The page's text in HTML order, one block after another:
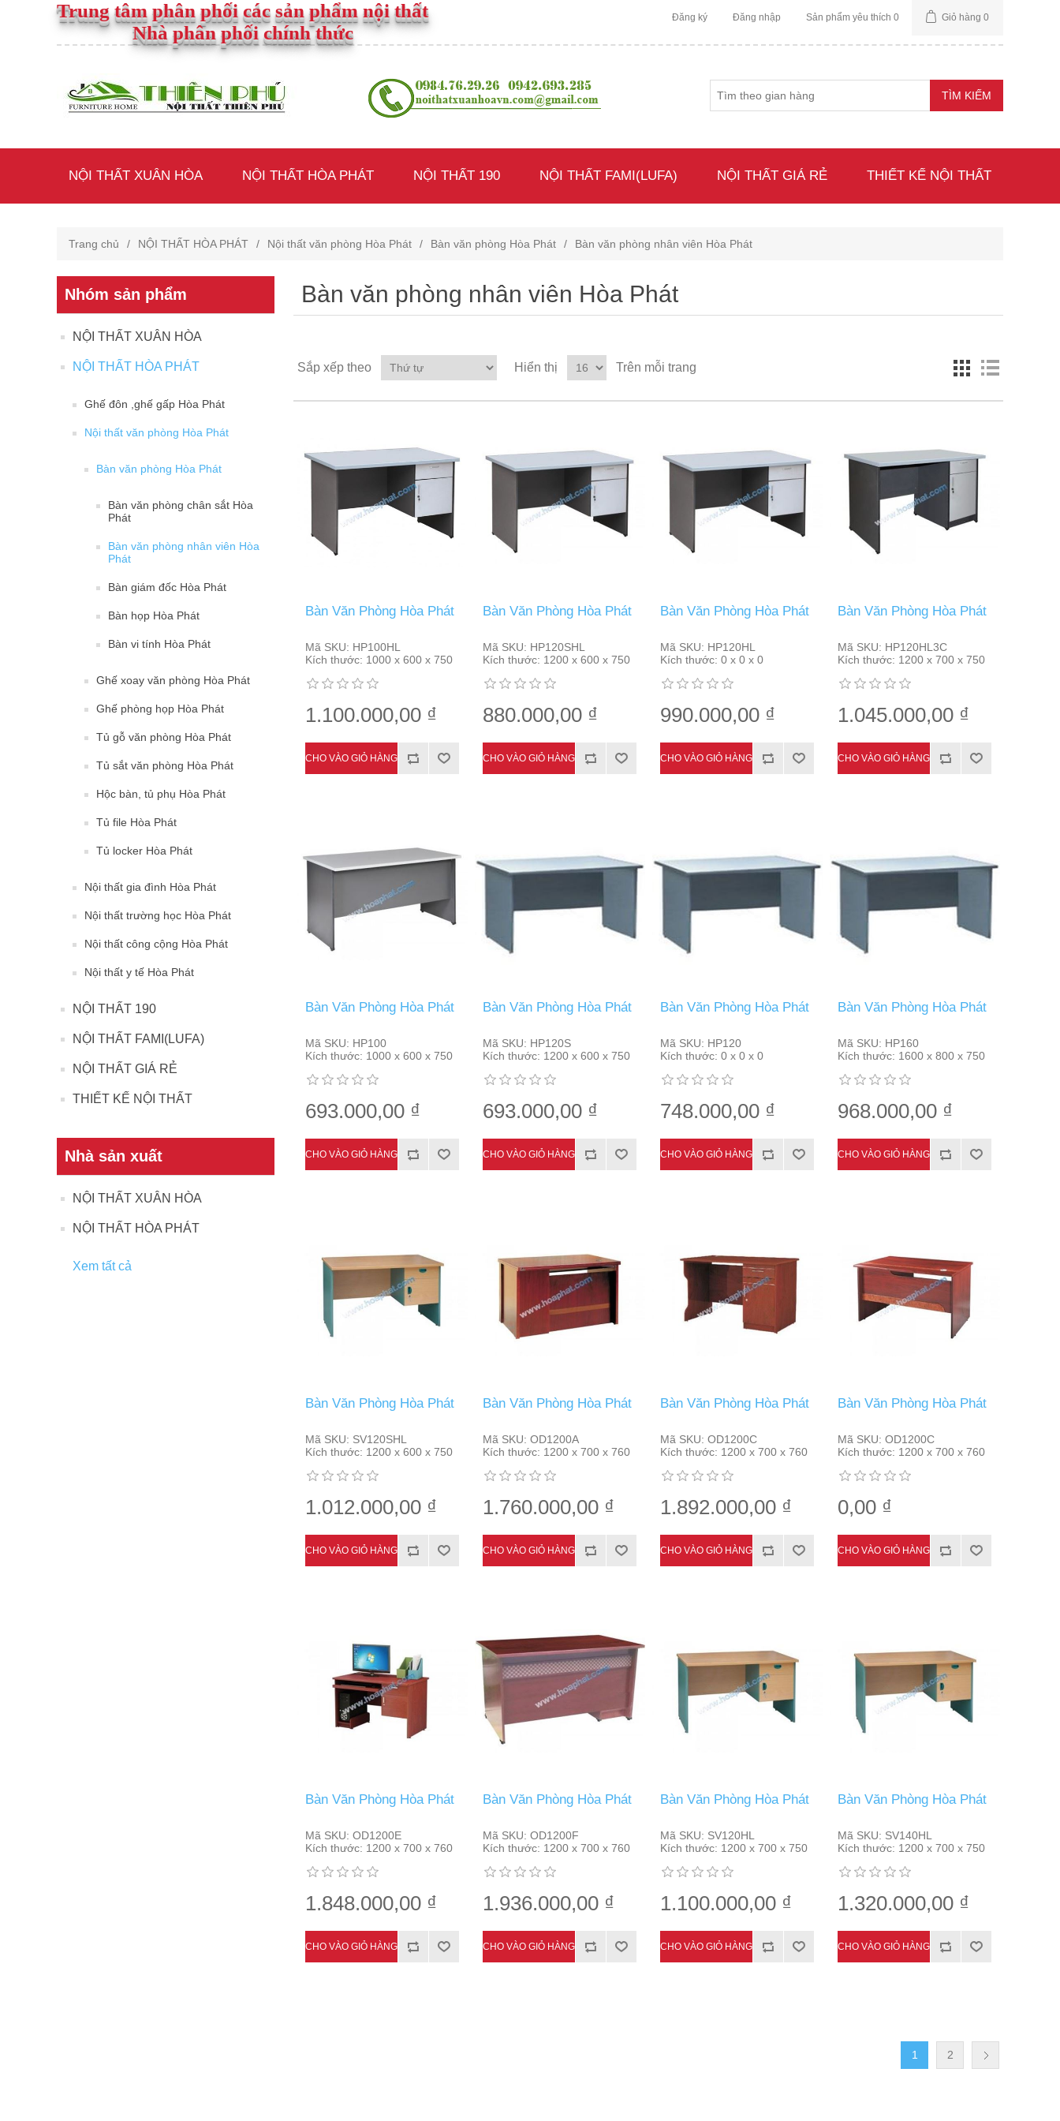
Trung tâm phân phối các sản phẩm nội thất
Nhà phân phối chính thức
Đăng ký Đăng nhập Sản phẩm yêu thích 0 Giỏ hàng 0
NỘI THẤT XUÂN HÒA NỘI THẤT HÒA PHÁT NỘI THẤT 190 NỘI THẤT FAMI(LUFA) NỘI THẤT GIÁ RẺ THIẾT KẾ NỘI THẤT
Trang chủ / NỘI THẤT HÒA PHÁT / Nội thất văn phòng Hòa Phát / Bàn văn phòng Hòa Phát / Bàn văn phòng nhân viên Hòa Phát
Nhóm sản phẩm
NỘI THẤT XUÂN HÒA
NỘI THẤT HÒA PHÁT
Ghế đôn ,ghế gấp Hòa Phát
Nội thất văn phòng Hòa Phát
Bàn văn phòng Hòa Phát
Bàn văn phòng chân sắt Hòa
Phát
Bàn văn phòng nhân viên Hòa
Phát
Bàn giám đốc Hòa Phát
Bàn họp Hòa Phát
Bàn vi tính Hòa Phát
Ghế xoay văn phòng Hòa Phát
Ghế phòng họp Hòa Phát
Tủ gỗ văn phòng Hòa Phát
Tủ sắt văn phòng Hòa Phát
Hộc bàn, tủ phụ Hòa Phát
Tủ file Hòa Phát
Tủ locker Hòa Phát
Nội thất gia đình Hòa Phát
Nội thất trường học Hòa Phát
Nội thất công cộng Hòa Phát
Nội thất y tế Hòa Phát
NỘI THẤT 190
NỘI THẤT FAMI(LUFA)
NỘI THẤT GIÁ RẺ
THIẾT KẾ NỘI THẤT
Nhà sản xuất
NỘI THẤT XUÂN HÒA
NỘI THẤT HÒA PHÁT
Xem tất cả
Bàn văn phòng nhân viên Hòa Phát
Sắp xếp theo Hiển thị Trên mỗi trang
Bàn Văn Phòng Hòa Phát
Mã SKU: HP100HL
Kích thước: 1000 x 600 x 750
1.100.000,00 ₫
Bàn Văn Phòng Hòa Phát
Mã SKU: HP120SHL
Kích thước: 1200 x 600 x 750
880.000,00 ₫
Bàn Văn Phòng Hòa Phát
Mã SKU: HP120HL
Kích thước: 0 x 0 x 0
990.000,00 ₫
Bàn Văn Phòng Hòa Phát
Mã SKU: HP120HL3C
Kích thước: 1200 x 700 x 750
1.045.000,00 ₫
Bàn Văn Phòng Hòa Phát
Mã SKU: HP100
Kích thước: 1000 x 600 x 750
693.000,00 ₫
Bàn Văn Phòng Hòa Phát
Mã SKU: HP120S
Kích thước: 1200 x 600 x 750
693.000,00 ₫
Bàn Văn Phòng Hòa Phát
Mã SKU: HP120
Kích thước: 0 x 0 x 0
748.000,00 ₫
Bàn Văn Phòng Hòa Phát
Mã SKU: HP160
Kích thước: 1600 x 800 x 750
968.000,00 ₫
Bàn Văn Phòng Hòa Phát
Mã SKU: SV120SHL
Kích thước: 1200 x 600 x 750
1.012.000,00 ₫
Bàn Văn Phòng Hòa Phát
Mã SKU: OD1200A
Kích thước: 1200 x 700 x 760
1.760.000,00 ₫
Bàn Văn Phòng Hòa Phát
Mã SKU: OD1200C
Kích thước: 1200 x 700 x 760
1.892.000,00 ₫
Bàn Văn Phòng Hòa Phát
Mã SKU: OD1200C
Kích thước: 1200 x 700 x 760
0,00 ₫
Bàn Văn Phòng Hòa Phát
Mã SKU: OD1200E
Kích thước: 1200 x 700 x 760
1.848.000,00 ₫
Bàn Văn Phòng Hòa Phát
Mã SKU: OD1200F
Kích thước: 1200 x 700 x 760
1.936.000,00 ₫
Bàn Văn Phòng Hòa Phát
Mã SKU: SV120HL
Kích thước: 1200 x 700 x 750
1.100.000,00 ₫
Bàn Văn Phòng Hòa Phát
Mã SKU: SV140HL
Kích thước: 1200 x 700 x 750
1.320.000,00 ₫
1 2